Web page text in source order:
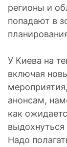
регионы и
попадают в
У Киева на
включая
анонсам,
как
выдохнуться
Надо